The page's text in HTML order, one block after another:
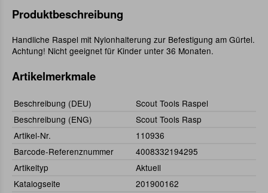
Produktbeschreibung
Handliche Raspel mit Nylonhalterung zur Befestigung am Gürtel.
Achtung! Nicht geeignet für Kinder unter 36 Monaten.
Artikelmerkmale
Beschreibung (DEU)
Scout Tools Raspel
Beschreibung (ENG)
Scout Tools Rasp
Artikel-Nr.
110936
Barcode-Referenznummer
4008332194295
Artikeltyp
Aktuell
Katalogseite
201900162